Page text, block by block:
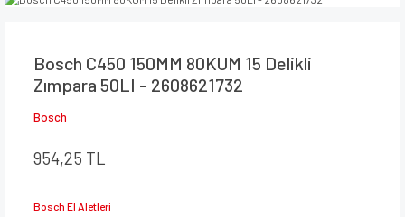
Bosch C450 150MM 80KUM 15 Delikli
Zımpara 50LI - 2608621732
Bosch
954,25 TL
Bosch El Aletleri